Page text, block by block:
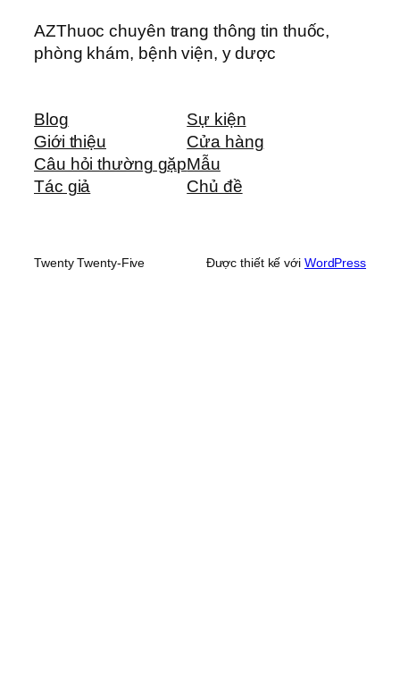
AZThuoc chuyên trang thông tin thuốc,
phòng khám, bệnh viện, y dược
Blog
Giới thiệu
Câu hỏi thường gặp
Tác giả
Sự kiện
Cửa hàng
Mẫu
Chủ đề
Twenty Twenty-Five Được thiết kế với WordPress